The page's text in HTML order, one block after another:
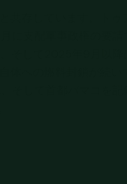
共存しています。ト
に支配軍事政権の要
そして2025年9月以
体への燃料封鎖が続
そして首都バマコを